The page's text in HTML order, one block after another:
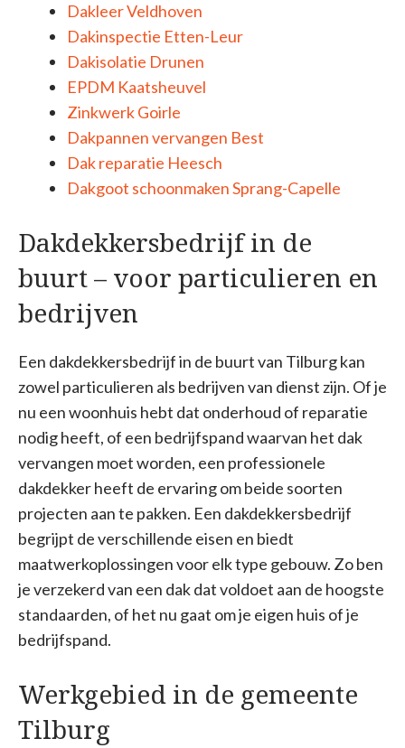
Dakleer Veldhoven
Dakinspectie Etten-Leur
Dakisolatie Drunen
EPDM Kaatsheuvel
Zinkwerk Goirle
Dakpannen vervangen Best
Dak reparatie Heesch
Dakgoot schoonmaken Sprang-Capelle
Dakdekkersbedrijf in de
buurt – voor particulieren en
bedrijven
Een dakdekkersbedrijf in de buurt van Tilburg kan
zowel particulieren als bedrijven van dienst zijn. Of je
nu een woonhuis hebt dat onderhoud of reparatie
nodig heeft, of een bedrijfspand waarvan het dak
vervangen moet worden, een professionele
dakdekker heeft de ervaring om beide soorten
projecten aan te pakken. Een dakdekkersbedrijf
begrijpt de verschillende eisen en biedt
maatwerkoplossingen voor elk type gebouw. Zo ben
je verzekerd van een dak dat voldoet aan de hoogste
standaarden, of het nu gaat om je eigen huis of je
bedrijfspand.
Werkgebied in de gemeente
Tilburg